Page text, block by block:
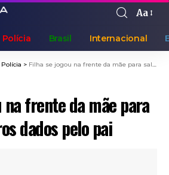
Aa
Polícia Brasil Internacional
Polícia > Filha se jogou na frente da mãe para salvá-la de tiros dados pelo pai
na frente da mãe para
dados pelo pai